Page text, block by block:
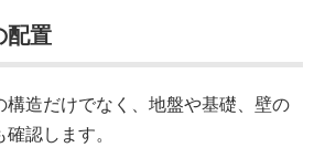
配置
構造だけでなく、地盤や基礎、壁の
認します。